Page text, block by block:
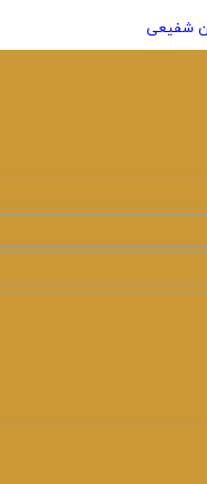
شفیعی